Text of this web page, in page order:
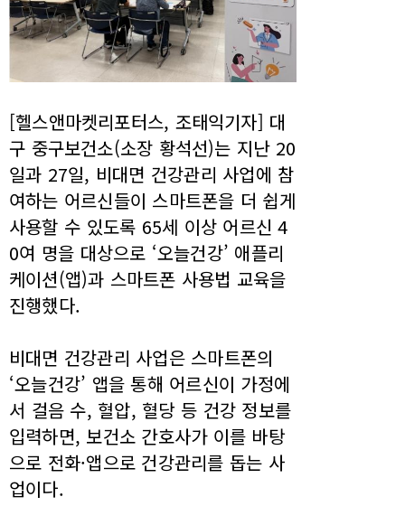
[헬스앤마켓리포터스, 조태익기자] 대
구 중구보건소(소장 황석선)는 지난 20
일과 27일, 비대면 건강관리 사업에 참
여하는 어르신들이 스마트폰을 더 쉽게
사용할 수 있도록 65세 이상 어르신 4
0여 명을 대상으로 ‘오늘건강’ 애플리
케이션(앱)과 스마트폰 사용법 교육을
진행했다.
비대면 건강관리 사업은 스마트폰의
‘오늘건강’ 앱을 통해 어르신이 가정에
서 걸음 수, 혈압, 혈당 등 건강 정보를
입력하면, 보건소 간호사가 이를 바탕
으로 전화·앱으로 건강관리를 돕는 사
업이다.